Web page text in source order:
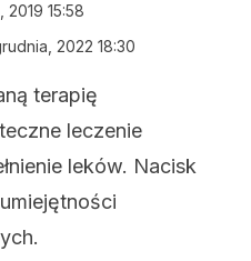
2019 15:58
2022 18:30
terapię
leczenie
leków. Nacisk